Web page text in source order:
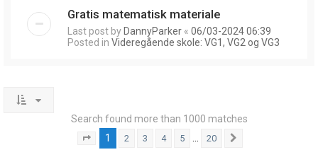
Gratis matematisk materiale
Last post by DannyParker « 06/03-2024 06:39
Posted in Videregående skole: VG1, VG2 og VG3
Search found more than 1000 matches
Page of 20
1 2 3 4 5 20